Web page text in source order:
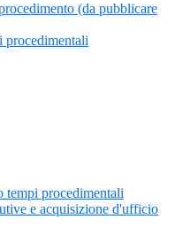
(da pubblicare
procedimentali
tempi procedimentali
e acquisizione d'ufficio